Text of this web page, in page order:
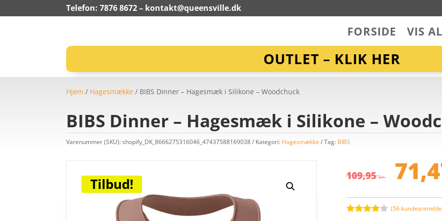
Telefon: 7876 8672 – kontakt@queensville.dk
FORSIDE VIS
OUTLET – KLIK HER
Hjem / Hagesmække / BIBS Dinner – Hagesmæk i Silikone – Woodchuck
BIBS Dinner – Hagesmæk i Silikone –
Varenummer (SKU):shopify_DK_8666275316046_47437588169038 Kategori: Hagesmække Tag: BIBS
Tilbud! 109,95kr.
(56